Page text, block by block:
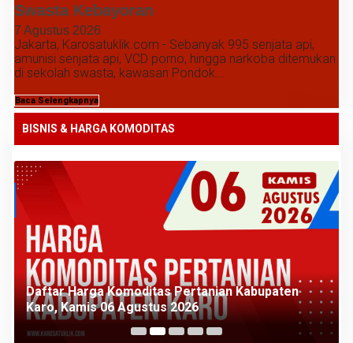
Swasta Kebayoran
7 Agustus 2026
Jakarta, Karosatuklik.com - Sebanyak 995 senjata api,
amunisi senjata api, VCD porno, hingga narkoba ditemukan
di sekolah swasta, kawasan Pondok...
Baca Selengkapnya
BISNIS & HARGA KOMODITAS
Daftar Harga Komoditas Pertanian Kabupaten
Karo, Kamis 06 Agustus 2026